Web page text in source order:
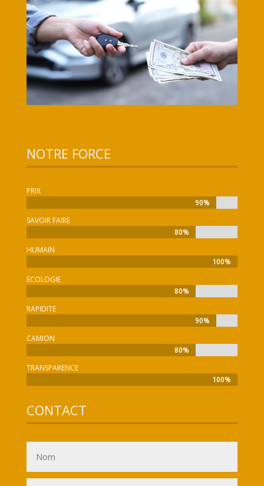
NOTRE FORCE
PRIX
90%
90%
SAVOIR FAIRE
80%
80%
HUMAIN
100%
100%
ECOLOGIE
80%
80%
RAPIDITE
90%
90%
CAMION
80%
80%
TRANSPARENCE
100%
100%
CONTACT